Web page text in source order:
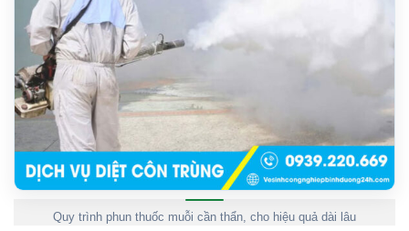
Quy trình phun thuốc muỗi cần thẩn, cho hiệu quả dài lâu